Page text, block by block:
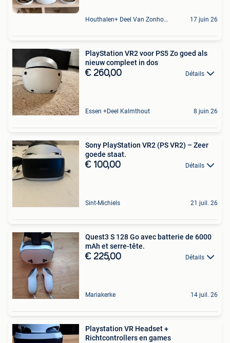
Houthalen+ Deel Van Zonhoven En Zolder 17 juin 26
PlayStation VR2 voor PS5 Zo goed als
nieuw compleet in dos
€ 260,00 Détails
Essen +Deel Kalmthout 8 juin 26
Sony PlayStation VR2 (PS VR2) – Zeer
goede staat.
€ 100,00 Détails
Sint-Michiels 21 juil. 26
Quest3 S 128 Go avec batterie de 6000
mAh et serre-tête.
€ 225,00 Détails
Mariakerke 14 juil. 26
Playstation VR Headset +
Richtcontrollers en games